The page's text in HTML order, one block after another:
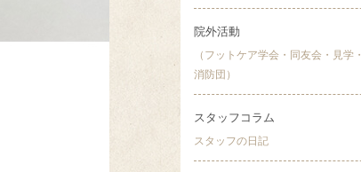
院外活動
（フットケア学会・同友会・見学・
消防団）
スタッフコラム
スタッフの日記